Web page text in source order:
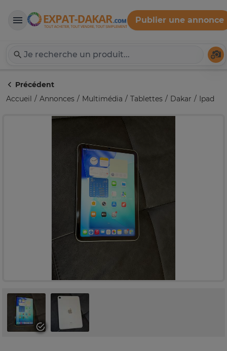
Expat-Dakar
Publier une annonce
Précédent
Accueil
Annonces Multimédia Tablettes Dakar Ipad